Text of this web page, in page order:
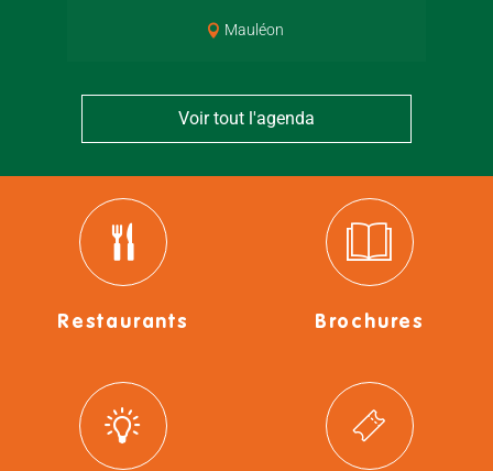
Mauléon
Voir tout l'agenda
Restaurants Brochures